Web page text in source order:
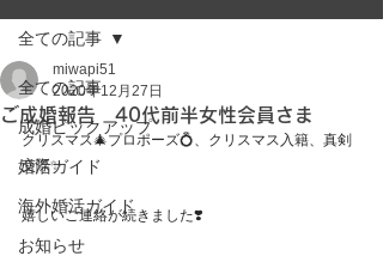
全ての記事
成婚ピックアップ
婚活ガイド
海外婚活ガイド
お知らせ
全ての記事
ご成婚報告 40代前半女性会員さま
miwapi51
2020年12月27日
クリスマス🎄プロポーズ💍、クリスマス入籍、真剣
交際✨
嬉しいご連絡が続きました❣️